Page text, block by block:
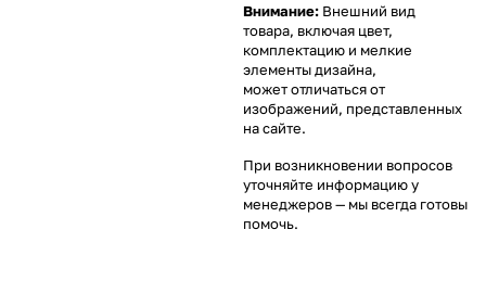
Внимание: Внешний вид
товара, включая цвет,
комплектацию и мелкие
элементы дизайна,
может отличаться от
изображений, представленных
на сайте.
При возникновении вопросов
уточняйте информацию у
менеджеров— мы всегда готовы
помочь.